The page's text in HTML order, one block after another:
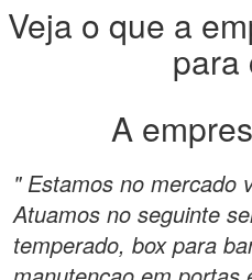
Veja o que a
para
A
" Estamos no mercado
Atuamos no seguinte
temperado, box para